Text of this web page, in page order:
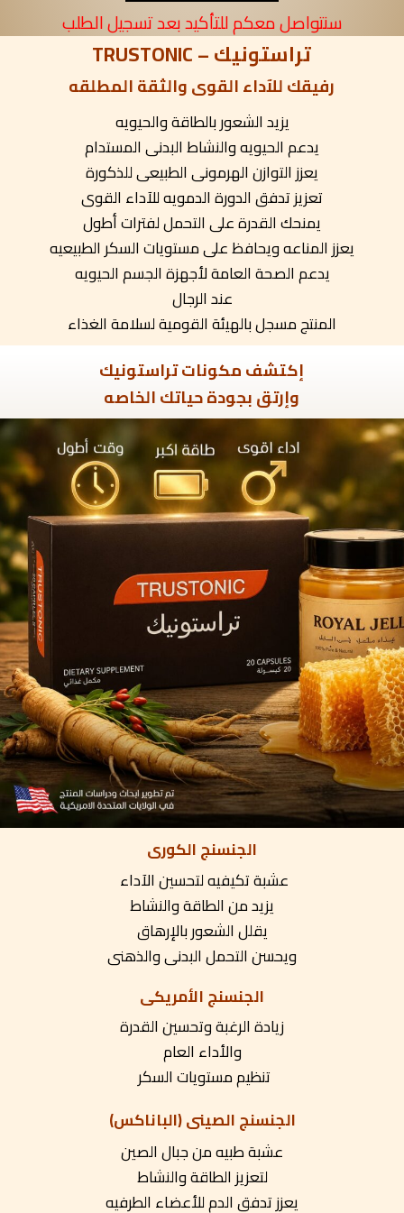
سنتواصل معكم للتأكيد بعد تسجيل الطلب
تراستونيك – TRUSTONIC
رفيقك للآداء القوى والثقة المطلقه
يزيد الشعور بالطاقة والحيويه
يدعم الحيويه والنشاط البدنى المستدام
يعزز التوازن الهرمونى الطبيعى للذكورة
تعزيز تدفق الدورة الدمويه للآداء القوى
يمنحك القدرة على التحمل لفترات أطول
يعزز المناعه ويحافظ على مستويات السكر الطبيعيه
يدعم الصحة العامة لأجهزة الجسم الحيويه
عند الرجال
المنتج مسجل بالهيئة القومية لسلامة الغذاء
إكتشف مكونات تراستونيك
وإرتق بجودة حياتك الخاصه
الجنسنج الكورى
عشبة تكيفيه لتحسين الآداء
يزيد من الطاقة والنشاط
يقلل الشعور بالإرهاق
ويحسن التحمل البدنى والذهنى
الجنسنج الأمريكى
زيادة الرغبة وتحسين القدرة
والأداء العام
تنظيم مستويات السكر
الجنسنج الصينى (الباناكس)
عشبة طبيه من جبال الصين
لتعزيز الطاقة والنشاط
يعزز تدفق الدم للأعضاء الطرفيه